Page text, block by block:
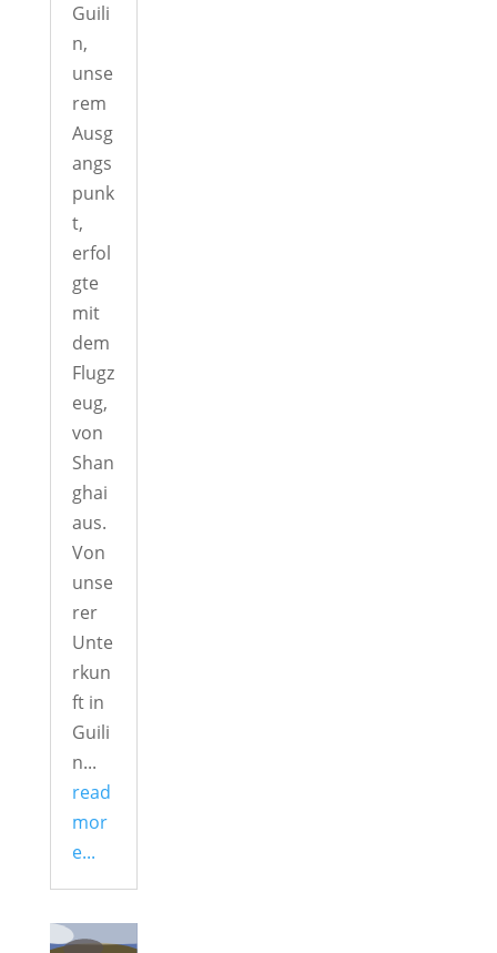
Guili
n,
unse
rem
Ausg
angs
punk
t,
erfol
gte
mit
dem
Flugz
eug,
von
Shan
ghai
aus.
Von
unse
rer
Unte
rkun
ft in
Guili
n...
read
mor
e...